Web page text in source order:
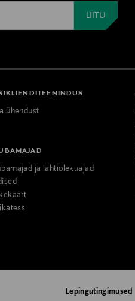
ühendust
ja lahtiolekuajad
Lepingutingimused